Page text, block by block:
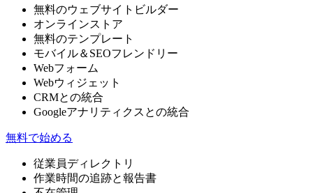
無料のウェブサイトビルダー
オンラインストア
無料のテンプレート
モバイル＆SEOフレンドリー
Webフォーム
Webウィジェット
CRMとの統合
Googleアナリティクスとの統合
無料で始める
従業員ディレクトリ
作業時間の追跡と報告書